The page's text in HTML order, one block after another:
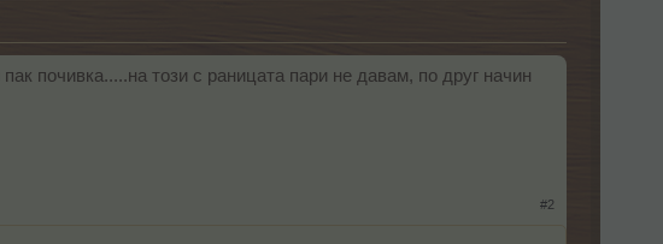
почивка.....на този с раницата пари не давам, по друг начин
#2